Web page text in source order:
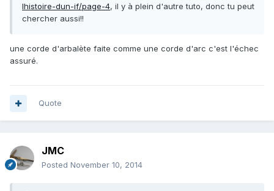
lhistoire-dun-if/page-4, il y à plein d'autre tuto, donc tu peut
chercher aussi!!
une corde d'arbalète faite comme une corde d'arc c'est l'échec
assuré.
Quote
JMC
Posted November 10, 2014